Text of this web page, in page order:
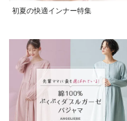
初夏の快適インナー特集